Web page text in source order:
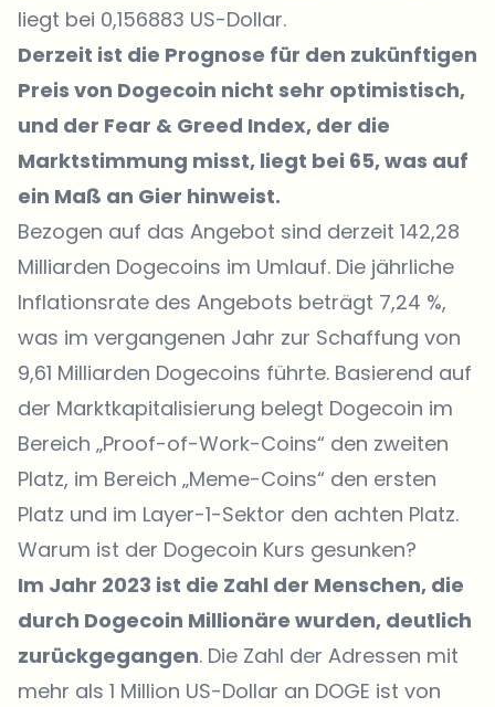
liegt bei 0,156883 US-Dollar.
Derzeit ist die Prognose für den zukünftigen
Preis von Dogecoin nicht sehr optimistisch,
und der Fear & Greed Index, der die
Marktstimmung misst, liegt bei 65, was auf
ein Maß an Gier hinweist.
Bezogen auf das Angebot sind derzeit 142,28
Milliarden Dogecoins im Umlauf. Die jährliche
Inflationsrate des Angebots beträgt 7,24 %,
was im vergangenen Jahr zur Schaffung von
9,61 Milliarden Dogecoins führte. Basierend auf
der Marktkapitalisierung belegt Dogecoin im
Bereich „Proof-of-Work-Coins“ den zweiten
Platz, im Bereich „Meme-Coins“ den ersten
Platz und im Layer-1-Sektor den achten Platz.
Warum ist der Dogecoin Kurs gesunken?
Im Jahr 2023 ist die Zahl der Menschen, die
durch Dogecoin Millionäre wurden, deutlich
zurückgegangen. Die Zahl der Adressen mit
mehr als 1 Million US-Dollar an DOGE ist von